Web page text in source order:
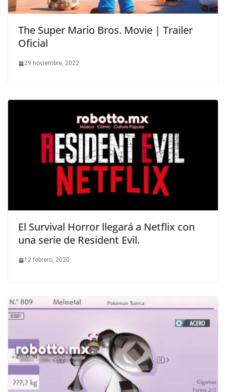
The Super Mario Bros. Movie | Trailer
Oficial
29 noviembre, 2022
El Survival Horror llegará a Netflix con
una serie de Resident Evil.
12 febrero, 2020